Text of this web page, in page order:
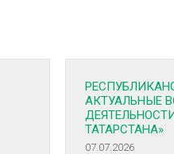
АКТУАЛЬНЫЕ
ТАТАРСТАНА»
07.07.2026